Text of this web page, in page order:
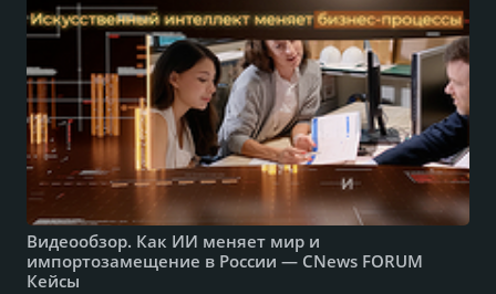
Видеообзор. Как ИИ меняет мир и
импортозамещение в России — CNews FORUM
Кейсы